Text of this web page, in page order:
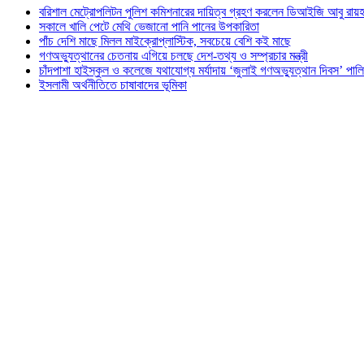
বরিশাল মেট্রোপলিটন পুলিশ কমিশনারের দায়িত্ব গ্রহণ করলেন ডিআইজি আবু
সকালে খালি পেটে মেথি ভেজানো পানি পানের উপকারিতা
পাঁচ দেশি মাছে মিলল মাইক্রোপ্লাস্টিক, সবচেয়ে বেশি কই মাছে
গণঅভ্যুত্থানের চেতনায় এগিয়ে চলছে দেশ-তথ্য ও সম্প্রচার মন্ত্রী
চাঁদপাশা হাইস্কুল ও কলেজে যথাযোগ্য মর্যাদায় ‘জুলাই গণঅভ্যুত্থান দিবস’
ইসলামী অর্থনীতিতে চাষাবাদের ভূমিকা